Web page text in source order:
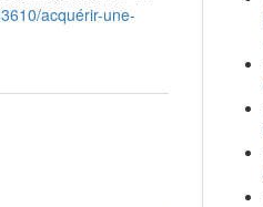
acquérir-une-